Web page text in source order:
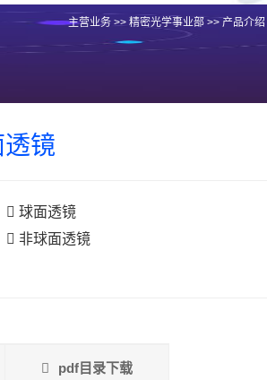
主营业务 >>精密光学事业部 >>产品介绍
镜
球面透镜
非球面透镜
pdf目录下载